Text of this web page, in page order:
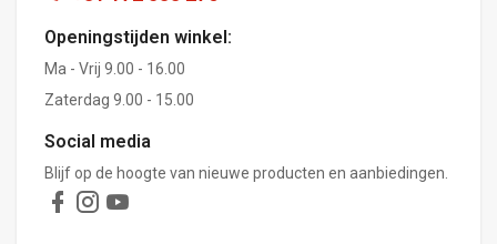
Openingstijden winkel:
Ma - Vrij 9.00 - 16.00
Zaterdag 9.00 - 15.00
Social media
Blijf op de hoogte van nieuwe producten en aanbiedingen.